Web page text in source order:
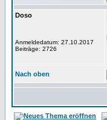
Doso
Anmeldedatum: 27.10.2017
Beiträge: 2726
Nach oben